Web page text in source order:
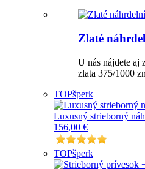
Zlaté
U nás nájdete aj
zlata 375/1000
TOPšperk
Luxusný strieborný
156,00 €
TOPšperk